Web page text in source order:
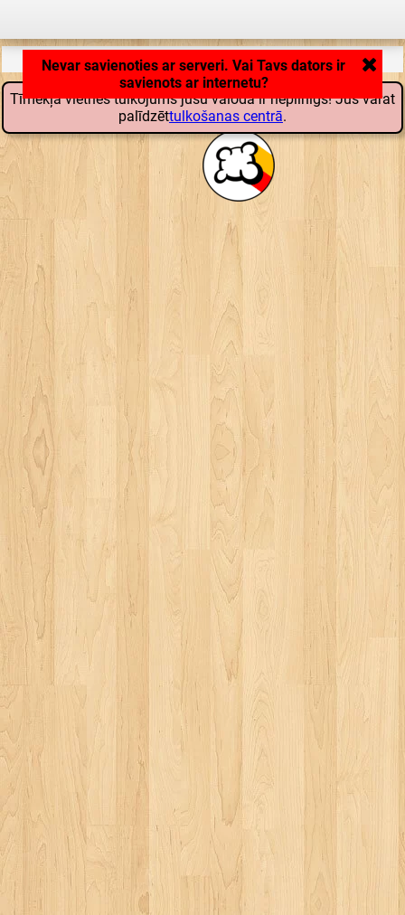
Lietojumprogramma lādējas ... ...
Tīmekļa vietnes tulkojums jūsu valodā ir nepilnīgs! Jūs varat
palīdzēttulkošanas centrā.